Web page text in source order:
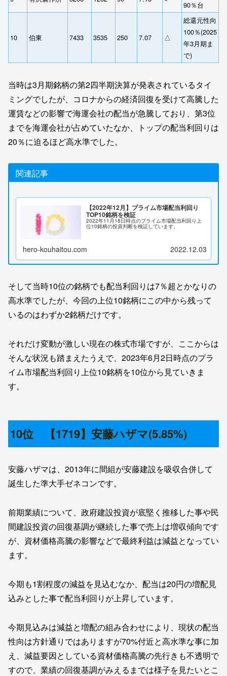
90％台
10 伯東 7433 3535 250 7.07 △
総還元性向
100％(2025
年3月期ま
で)
当時は3月期銘柄の第2四半期決算が発表されているタイ
ミングでしたが、コロナからの経済回復を受けて高騰した
運賃などの影響で海運会社の配当が急騰しており、第3位
までを海運会社が占めていたなか、トップの配当利回りは
20％に迫るほど高水準でした。
関連記事
【2022年12月】プライム市場配当利回り
TOP10銘柄を検証
2022年11月18日時点のプライム市場配当利回り上
位10銘柄の投資判断を検証しています。
hero-kouhaitou.com 2022.12.03
そして当時10位の銘柄でも配当利回りは7％超とかなりの
高水準でしたが、今回の上位10銘柄にこの中から残って
いるのはわずか2銘柄だけです。
それだけ変動が激しい現在の株式市場ですが、ここからは
そんな状況も踏まえたうえで、2023年6月2日時点のプラ
イム市場配当利回り上位10銘柄を10位から見ていきま
す。
10位 【1719】安藤ハザマ(5.85%)
安藤ハザマは、2013年に間組が安藤建設を吸収合併して
誕生した準大手ゼネコンです。
前期業績について、政府建設投資が底堅く推移した事や民
間建設投資の回復基調が継続した事で売上は増収傾向です
が、資材価格高騰の影響などで最終利益は減益となってい
ます。
今期も1割程度の減益を見込むなか、配当は20円の増配見
込みとした事で配当利回りが上昇しています。
今期見込みは減益と増配の組み合わせにより、現状の配当
性向は方針通りではありますが70%付近と高水準な事に加
え、減益要因としている資材価格高騰の先行きも不透明で
すので、業績の回復基調がみえるまでは様子を見たいとこ